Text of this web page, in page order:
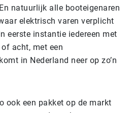
natuurlijk alle booteigenaren
elektrisch varen verplicht
eerste instantie iedereen met
acht, met een
in Nederland neer op zo’n
ook een pakket op de markt